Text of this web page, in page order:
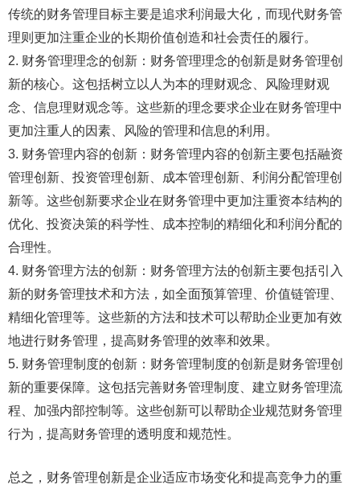
传统的财务管理目标主要是追求利润最大化，而现代财务管
理则更加注重企业的长期价值创造和社会责任的履行。
2. 财务管理理念的创新：财务管理理念的创新是财务管理创
新的核心。这包括树立以人为本的理财观念、风险理财观
念、信息理财观念等。这些新的理念要求企业在财务管理中
更加注重人的因素、风险的管理和信息的利用。
3. 财务管理内容的创新：财务管理内容的创新主要包括融资
管理创新、投资管理创新、成本管理创新、利润分配管理创
新等。这些创新要求企业在财务管理中更加注重资本结构的
优化、投资决策的科学性、成本控制的精细化和利润分配的
合理性。
4. 财务管理方法的创新：财务管理方法的创新主要包括引入
新的财务管理技术和方法，如全面预算管理、价值链管理、
精细化管理等。这些新的方法和技术可以帮助企业更加有效
地进行财务管理，提高财务管理的效率和效果。
5. 财务管理制度的创新：财务管理制度的创新是财务管理创
新的重要保障。这包括完善财务管理制度、建立财务管理流
程、加强内部控制等。这些创新可以帮助企业规范财务管理
行为，提高财务管理的透明度和规范性。
总之，财务管理创新是企业适应市场变化和提高竞争力的重